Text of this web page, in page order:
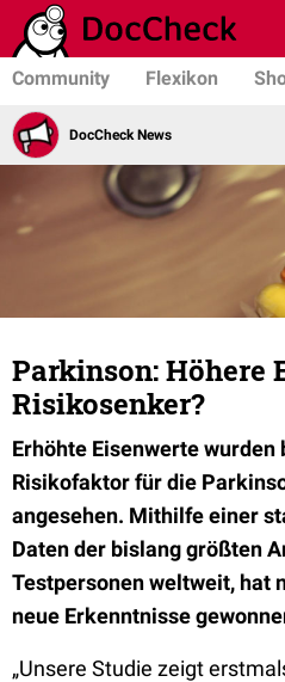
Community Flexikon
DocCheck News
Parkinson: Höhere
Risikosenker?
Erhöhte Eisenwerte
Risikofaktor für die
angesehen. Mithilfe einer
Daten der bislang größten
Testpersonen weltweit, hat
neue Erkenntnisse
„Unsere Studie zeigt